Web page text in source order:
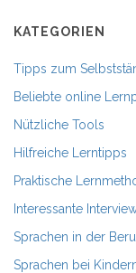
KATEGORIEN
Tipps zum
Beliebte online
Nützliche Tools
Hilfreiche Lerntipps
Praktische
Interessante
Sprachen in der
Sprachen bei